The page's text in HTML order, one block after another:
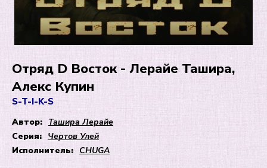
Отряд D Восток - Лерайе Ташира,
Алекс Купин
S-T-I-K-S
Автор: Ташира Лерайе
Серия: Чертов Улей
Исполнитель: CHUGA